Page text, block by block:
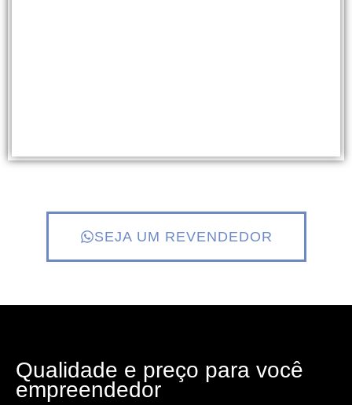
SEJA UM REVENDEDOR
Qualidade e preço para você
empreendedor